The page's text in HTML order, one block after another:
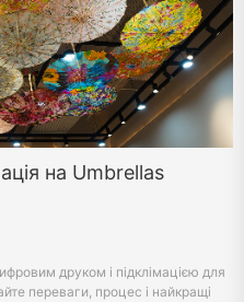
на Umbrellas
друком і підклімацією для
переваги, процес і найкращі